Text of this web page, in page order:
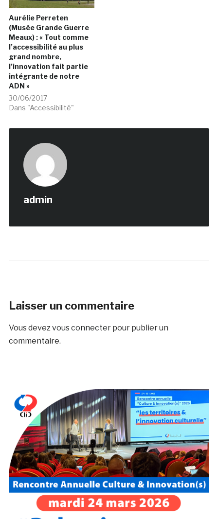
Aurélie Perreten
(Musée Grande Guerre
Meaux) : « Tout comme
l’accessibilité au plus
grand nombre,
l’innovation fait partie
intégrante de notre
ADN »
30/06/2017
Dans "Accessibilité"
admin
Laisser un commentaire
Vous devezvous connecterpour publier un
commentaire.